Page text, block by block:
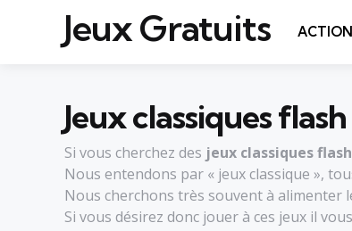
Jeux Gratuits ACTION
Jeux classiques
Si vous cherchez des jeux classiques
Nous entendons par « jeux classique »,
Nous cherchons très souvent à alimenter
Si vous désirez donc jouer à ces jeux il